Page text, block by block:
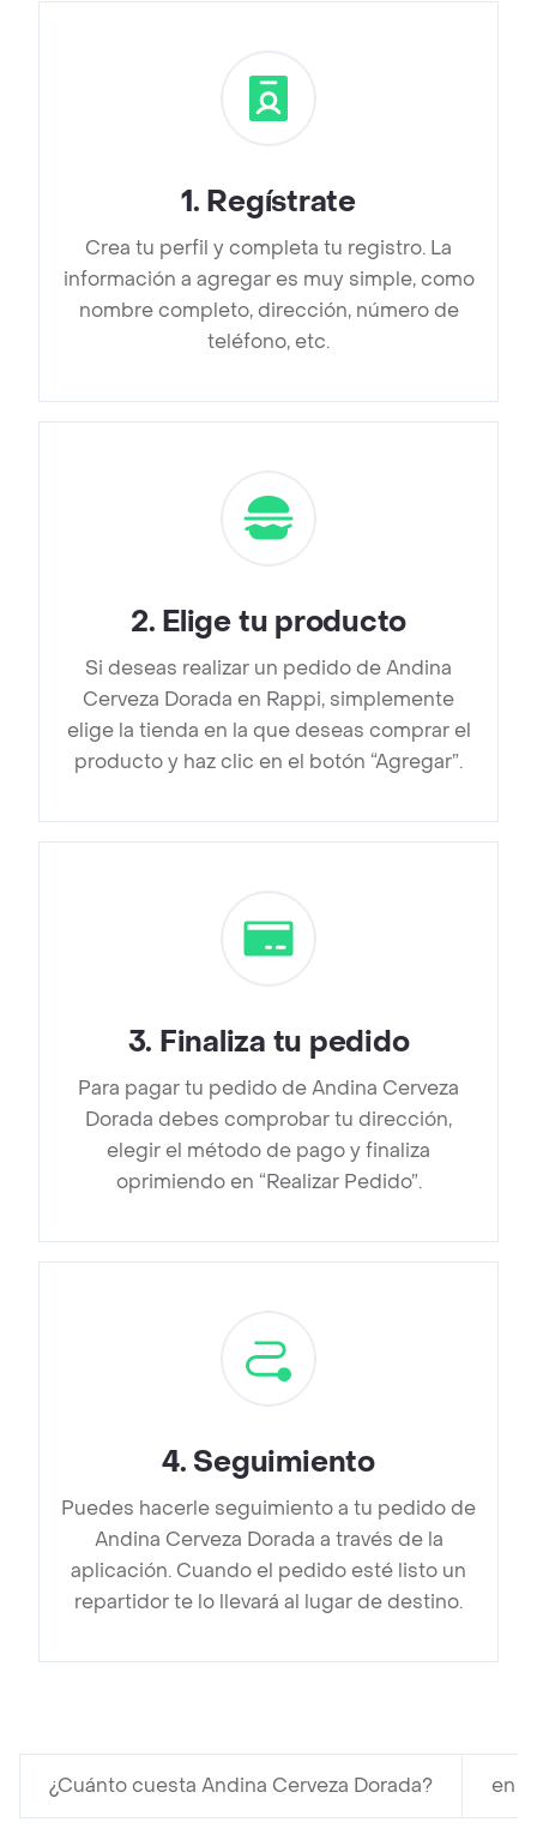
1. Regístrate
Crea tu perfil y completa tu registro. La
información a agregar es muy simple, como
nombre completo, dirección, número de
teléfono, etc.
2. Elige tu producto
Si deseas realizar un pedido de Andina
Cerveza Dorada en Rappi, simplemente
elige la tienda en la que deseas comprar el
producto y haz clic en el botón “Agregar”.
3. Finaliza tu pedido
Para pagar tu pedido de Andina Cerveza
Dorada debes comprobar tu dirección,
elegir el método de pago y finaliza
oprimiendo en “Realizar Pedido”.
4. Seguimiento
Puedes hacerle seguimiento a tu pedido de
Andina Cerveza Dorada a través de la
aplicación. Cuando el pedido esté listo un
repartidor te lo llevará al lugar de destino.
¿Cuánto cuesta Andina Cerveza Dorada? en